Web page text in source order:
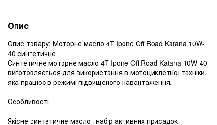
Опис
Опис товару: Моторне масло 4T Ipone Off Road Katana 10W-
40 синтетичне
Синтетичне моторне масло 4T Ipone Off Road Katana 10W-40
виготовляється для використання в мотоциклетної техніки,
яка працює в режимі підвищеного навантаження.
Особливості
Якісне синтетичне масло і набір активних присадок